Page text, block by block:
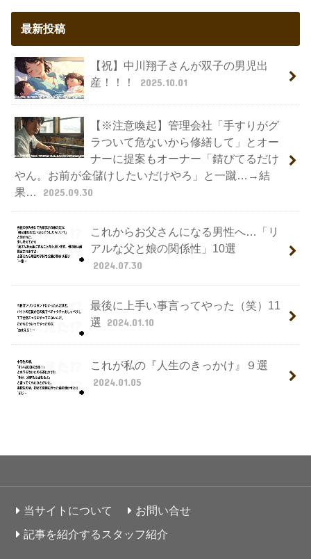
最新投稿
【祝】中川翔子さんが双子の男児出
産！！！
2025.10.01
【※注意喚起】管理会社「手すりがグ
ラついて危ないから修繕して」とオー
ナーに提案もオーナー「錆びてるだけ
やん。お前が金儲けしたいだけやろ」と一蹴…→結
果…
2025.09.30
これからお父さんになる男性へ…「リ
アルな父と娘の関係性」10選
2024.07.30
最後に上手い事言ってやった（笑）11
選 2024.01.10
これが私の『人生のきっかけ』９選
2024.01.05
当サイトについて
お問い合せ
記事を紹介するスタッフ紹介